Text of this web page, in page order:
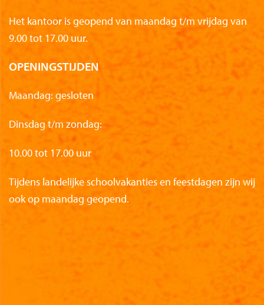
Het kantoor is geopend van maandag t/m vrijdag van
9.00 tot 17.00 uur.
OPENINGSTIJDEN
Maandag: gesloten
Dinsdag t/m zondag:
10.00 tot 17.00 uur
Tijdens landelijke schoolvakanties en feestdagen zijn wij
ook op maandag geopend.